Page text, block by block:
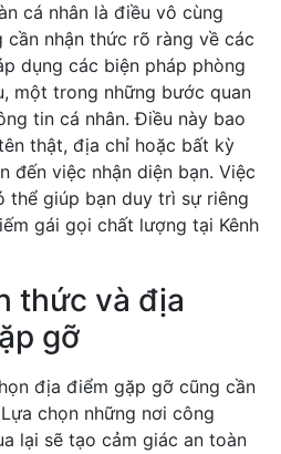
cá nhân là điều vô cùng
nhận thức rõ ràng về các
dụng các biện pháp phòng
một trong những bước quan
tin cá nhân. Điều này bao
thật, địa chỉ hoặc bất kỳ
đến việc nhận diện bạn. Việc
thể giúp bạn duy trì sự riêng
gái gọi chất lượng tại Kênh
thức và địa
gỡ
địa điểm gặp gỡ cũng cần
chọn những nơi công
lại sẽ tạo cảm giác an toàn